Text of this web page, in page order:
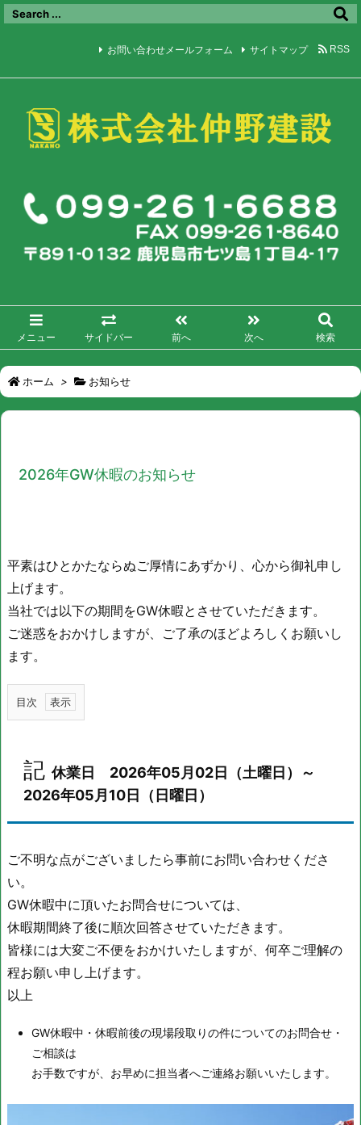
メニュー サイドバー 前へ 次へ 検索
お問い合わせメールフォーム サイトマップ RSS
ホーム > お知らせ
2026年GW休暇のお知らせ
平素はひとかたならぬご厚情にあずかり、心から御礼申し
上げます。
当社では以下の期間をGW休暇とさせていただきます。
ご迷惑をおかけしますが、ご了承のほどよろしくお願いし
ます。
目次
1.
休
業
日
2
2
年
0
5
月
0
日
（土
曜
～
記 休業日 2026年05月02日（土曜日）～
2026年05月10日（日曜日）
ご不明な点がございましたら事前にお問い合わせくださ
い。
GW休暇中に頂いたお問合せについては、
休暇期間終了後に順次回答させていただきます。
皆様には大変ご不便をおかけいたしますが、何卒ご理解の
程お願い申し上げます。
以上
GW休暇中・休暇前後の現場段取りの件についてのお問合せ・
ご相談は
お手数ですが、お早めに担当者へご連絡お願いいたします。